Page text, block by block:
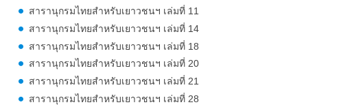
สารานุกรมไทยสำหรับเยาวชนฯ เล่มที่ 11
สารานุกรมไทยสำหรับเยาวชนฯ เล่มที่ 14
สารานุกรมไทยสำหรับเยาวชนฯ เล่มที่ 18
สารานุกรมไทยสำหรับเยาวชนฯ เล่มที่ 20
สารานุกรมไทยสำหรับเยาวชนฯ เล่มที่ 21
สารานุกรมไทยสำหรับเยาวชนฯ เล่มที่ 28